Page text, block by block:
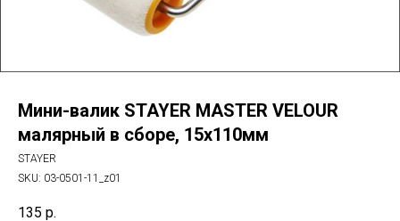
Мини-валик STAYER MASTER VELOUR
малярный в сборе, 15х110мм
STAYER
SKU: 03-0501-11_z01
135 р.